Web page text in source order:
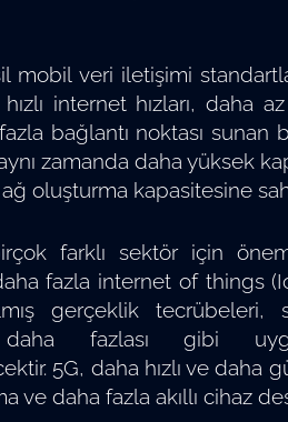
mobil veri iletişimi
internet hızları, daha
bağlantı noktası sunan
aynı zamanda daha yüksek
oluşturma kapasitesine
farklı sektör için
fazla internet of things
gerçeklik tecrübeleri,
fazlası gibi
5G, daha hızlı ve daha
ve daha fazla akıllı cihaz